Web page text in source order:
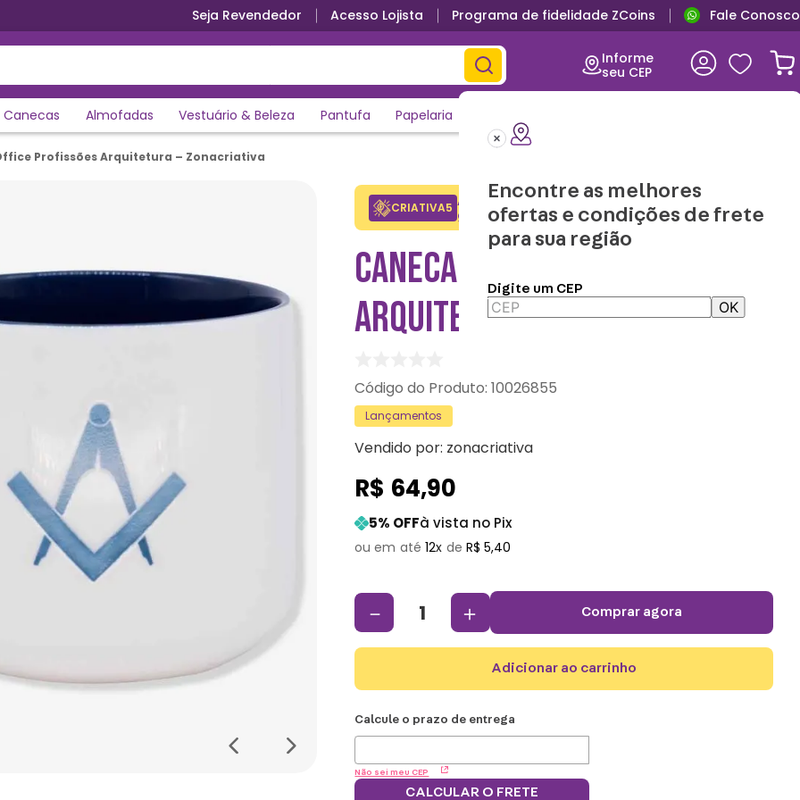
Parcele em até 12x sem juros Primeira troca grátis
Seja Revendedor Acesso Lojista Programa de fidelidade ZCoins Fale Conosco
Informe
seu CEP
Encontre as melhores
ofertas e condições de frete
para sua região
Digite um CEP
OK
Canecas Almofadas Vestuário & Beleza Pantufa Papelaria
Profissões Arquitetura – Zonacriativa
CRIATIVA5 Adicione o cupom no carrinho e
ganhe desconto na 1a compra.
Copiar
CANECA OFFICE PROFISSÕES
ARQUITETURA – ZONACRIATIVA
:10026855
Lançamentos
Vendido por: zonacriativa
R$ 64,90
5% OFFà vista no Pix
12 R$ 5,40
＋
－ comprar agora
adicionar ao carrinho
Não sei meu CEP
CALCULAR O FRETE